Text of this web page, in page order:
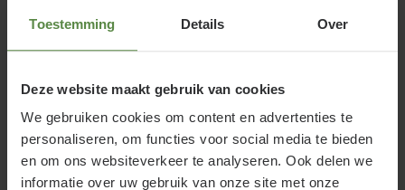
Toestemming Details Over
Deze website maakt gebruik van cookies
We gebruiken cookies om content en advertenties te
personaliseren, om functies voor social media te bieden
en om ons websiteverkeer te analyseren. Ook delen we
informatie over uw gebruik van onze site met onze
Standplaats Ribes uva-crispa
'Hinnonmaki Grun'
De Groene kruisbes staat graag op een warme,
zonnige en beschutte plaats in een lichtzure of
neutrale, vochthoudende bodem. Hoe meer zon,
Lees meer